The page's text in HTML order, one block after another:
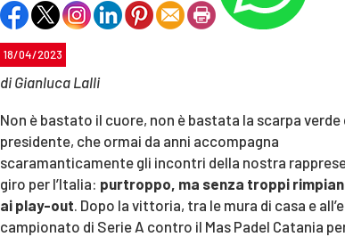
18/04/2023
di Gianluca Lalli
Non è bastato il cuore, non è bastata la scarpa
presidente, che ormai da anni accompagna
scaramanticamente gli incontri della nostra
giro per l’Italia: purtroppo, ma senza troppi
ai play-out . Dopo la vittoria, tra le mura di casa e
campionato di Serie A contro il Mas Padel Catania